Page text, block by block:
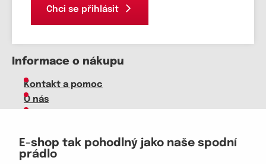
E-shop tak pohodlný jako naše spodní
prádlo
Chci se přihlásit
Informace o nákupu
Kontakt a pomoc
O nás
Velkoobchod
Vrácení zboží, reklamace